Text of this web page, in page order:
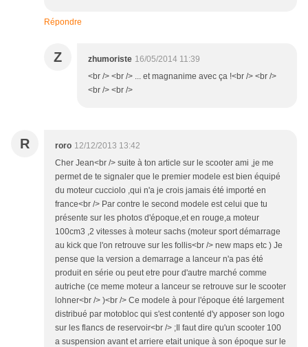
Répondre
Z zhumoriste 16/05/2014 11:39
<br /> <br /> ... et magnanime avec ça !<br /> <br />
<br /> <br />
R roro 12/12/2013 13:42
Cher Jean<br /> suite à ton article sur le scooter ami ,je me
permet de te signaler que le premier modele est bien équipé
du moteur cucciolo ,qui n'a je crois jamais été importé en
france<br /> Par contre le second modele est celui que tu
présente sur les photos d'époque,et en rouge,a moteur
100cm3 ,2 vitesses à moteur sachs (moteur sport démarrage
au kick que l'on retrouve sur les follis<br /> new maps etc ) Je
pense que la version a demarrage a lanceur n'a pas été
produit en série ou peut etre pour d'autre marché comme
autriche (ce meme moteur a lanceur se retrouve sur le scooter
lohner<br /> )<br /> Ce modele à pour l'époque été largement
distribué par motobloc qui s'est contenté d'y apposer son logo
sur les flancs de reservoir<br /> ;Il faut dire qu'un scooter 100
a suspension avant et arriere etait unique à son époque sur le